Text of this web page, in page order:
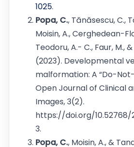
1025.
Popa, C., Tănăsescu, C.,
Moisin, A., Cerghedean-
Teodoru, A.- C., Faur, M.,
(2023). Developmental
malformation: A “Do-Not-
Open Journal of Clinical
Images, 3(2).
https://doi.org/10.52768/
3.
Popa, C., Moisin, A., &